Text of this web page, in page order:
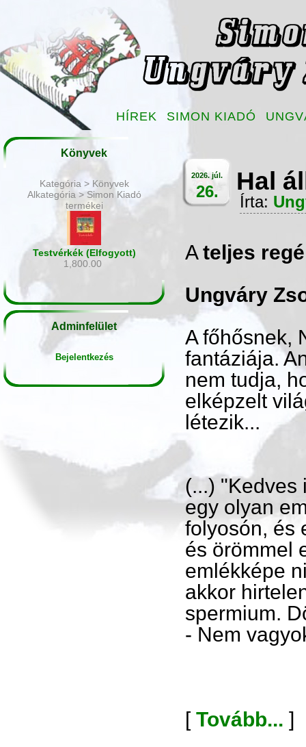
HÍREK SIMON KIADÓ
Könyvek
Kategória > Könyvek
Alkategória > Simon Kiadó
termékei
Testvérkék (Elfogyott)
1,800.00
Adminfelület
Bejelentkezés
2026. júl.
26. Hal
Írta:
Ateljes
Ungváry
A főhősnek,
fantáziája.
nem tudja,
elképzelt
létezik...
(...) "Kedves
egy olyan
folyosón, és
és örömmel
emlékképe
akkor
spermium.
- Nem
[ Tovább... ]